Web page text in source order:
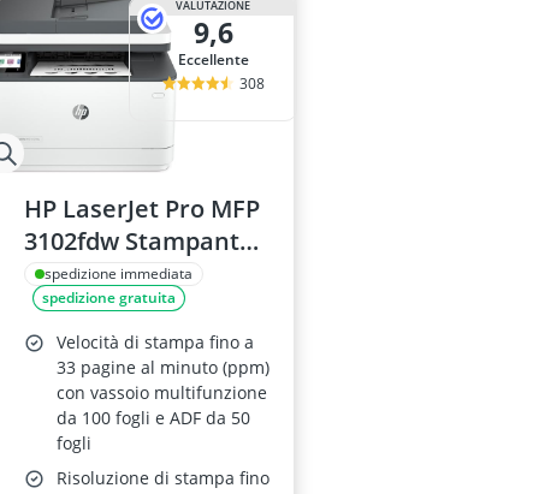
VALUTAZIONE
9,6
Eccellente
308
HP LaserJet Pro MFP
3102fdw Stampante
Multifunzione
spedizione immediata
spedizione gratuita
Velocità di stampa fino a
33 pagine al minuto (ppm)
con vassoio multifunzione
da 100 fogli e ADF da 50
fogli
Risoluzione di stampa fino